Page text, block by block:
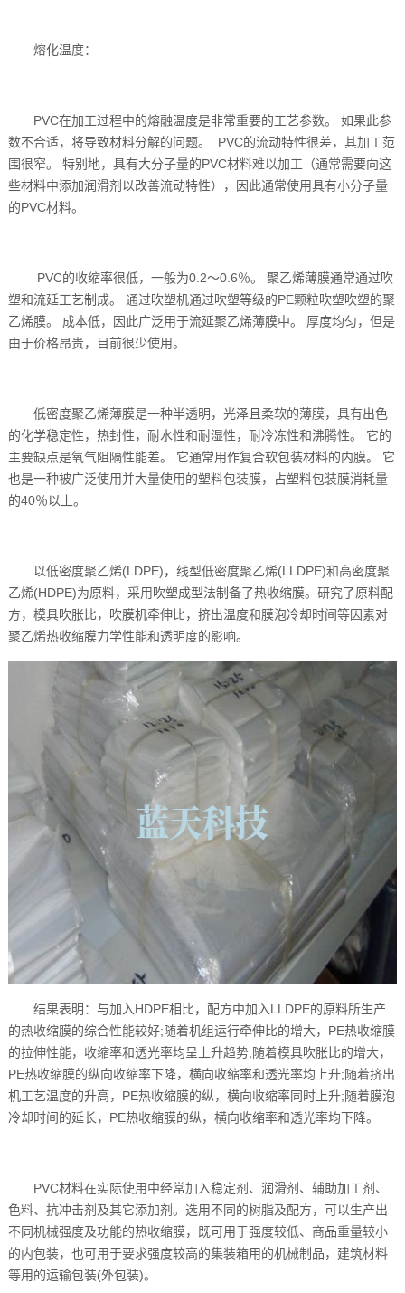
熔化温度：
PVC在加工过程中的熔融温度是非常重要的工艺参数。 如果此参
数不合适，将导致材料分解的问题。 PVC的流动特性很差，其加工范
围很窄。 特别地，具有大分子量的PVC材料难以加工（通常需要向这
些材料中添加润滑剂以改善流动特性），因此通常使用具有小分子量
的PVC材料。
PVC的收缩率很低，一般为0.2〜0.6％。 聚乙烯薄膜通常通过吹
塑和流延工艺制成。 通过吹塑机通过吹塑等级的PE颗粒吹塑吹塑的聚
乙烯膜。 成本低，因此广泛用于流延聚乙烯薄膜中。 厚度均匀，但是
由于价格昂贵，目前很少使用。
低密度聚乙烯薄膜是一种半透明，光泽且柔软的薄膜，具有出色
的化学稳定性，热封性，耐水性和耐湿性，耐冷冻性和沸腾性。 它的
主要缺点是氧气阻隔性能差。 它通常用作复合软包装材料的内膜。 它
也是一种被广泛使用并大量使用的塑料包装膜，占塑料包装膜消耗量
的40％以上。
以低密度聚乙烯(LDPE)，线型低密度聚乙烯(LLDPE)和高密度聚
乙烯(HDPE)为原料，采用吹塑成型法制备了热收缩膜。研究了原料配
方，模具吹胀比，吹膜机牵伸比，挤出温度和膜泡冷却时间等因素对
聚乙烯热收缩膜力学性能和透明度的影响。
结果表明：与加入HDPE相比，配方中加入LLDPE的原料所生产
的热收缩膜的综合性能较好;随着机组运行牵伸比的增大，PE热收缩膜
的拉伸性能，收缩率和透光率均呈上升趋势;随着模具吹胀比的增大，
PE热收缩膜的纵向收缩率下降，横向收缩率和透光率均上升;随着挤出
机工艺温度的升高，PE热收缩膜的纵，横向收缩率同时上升;随着膜泡
冷却时间的延长，PE热收缩膜的纵，横向收缩率和透光率均下降。
PVC材料在实际使用中经常加入稳定剂、润滑剂、辅助加工剂、
色料、抗冲击剂及其它添加剂。选用不同的树脂及配方，可以生产出
不同机械强度及功能的热收缩膜，既可用于强度较低、商品重量较小
的内包装，也可用于要求强度较高的集装箱用的机械制品，建筑材料
等用的运输包装(外包装)。